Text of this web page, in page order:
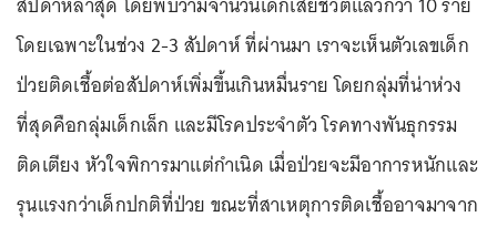
โดยเฉพาะในช่วง 2-3 สัปดาห์ ที่ผ่านมา เราจะเห็นตัวเลขเด็ก
ป่วยติดเชื้อต่อสัปดาห์เพิ่มขึ้นเกินหมื่นราย โดยกลุ่มที่น่าห่วง
ที่สุดคือกลุ่มเด็กเล็ก และมีโรคประจำตัว โรคทางพันธุกรรม
ติดเตียง หัวใจพิการมาแต่กำเนิด เมื่อป่วยจะมีอาการหนักและ
รุนแรงกว่าเด็กปกติที่ป่วย ขณะที่สาเหตุการติดเชื้ออาจมาจาก